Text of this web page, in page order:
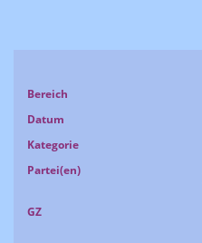
Bereich
Datum
Kategorie
Partei(en)
GZ